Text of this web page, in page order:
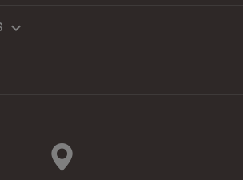
keyboard_arrow_down